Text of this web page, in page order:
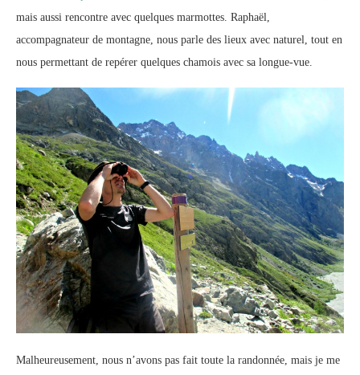
mais aussi rencontre avec quelques marmottes. Raphaël,
accompagnateur de montagne, nous parle des lieux avec naturel, tout en
nous permettant de repérer quelques chamois avec sa longue-vue.
Malheureusement, nous n’avons pas fait toute la randonnée, mais je me